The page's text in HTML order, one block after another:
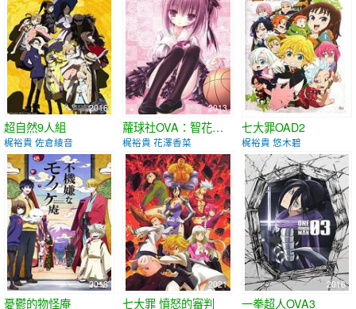
2016
超自然9人組
梶裕貴 佐倉綾音
2013
蘿球社OVA：智花的草莓星期天
梶裕貴 花澤香菜
2015
七大罪OAD2
梶裕貴 悠木碧
2016
憂鬱的物怪庵
2021
七大罪 憤怒的審判
2016
一拳超人OVA3